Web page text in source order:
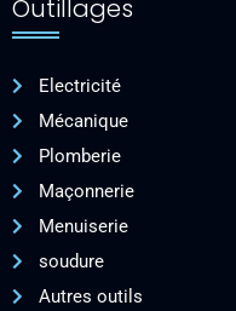
Outillages
Electricité
Mécanique
Plomberie
Maçonnerie
Menuiserie
soudure
Autres outils